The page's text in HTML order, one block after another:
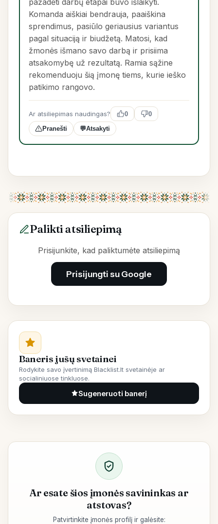
pažadėti darbų etapai buvo išlaikyti.
Komanda aiškiai bendrauja, paaiškina
sprendimus, pasiūlo geriausius variantus
pagal situaciją ir biudžetą. Matosi, kad
žmonės išmano savo darbą ir prisiima
atsakomybę už rezultatą. Ramia sąžine
rekomenduoju šią įmonę tiems, kurie ieško
patikimo rangovo.
Ar atsiliepimas naudingas? 0 0
Pranešti 💬Atsakyti
Palikti atsiliepimą
Prisijunkite, kad paliktumėte atsiliepimą
Prisijungti su Google
Baneris jūsų svetainei
Rodykite savo įvertinimą Blacklist.lt svetainėje ar
socialiniuose tinkluose.
Sugeneruoti banerį
Ar esate šios įmonės savininkas ar
atstovas?
Patvirtinkite įmonės profilį ir galėsite: